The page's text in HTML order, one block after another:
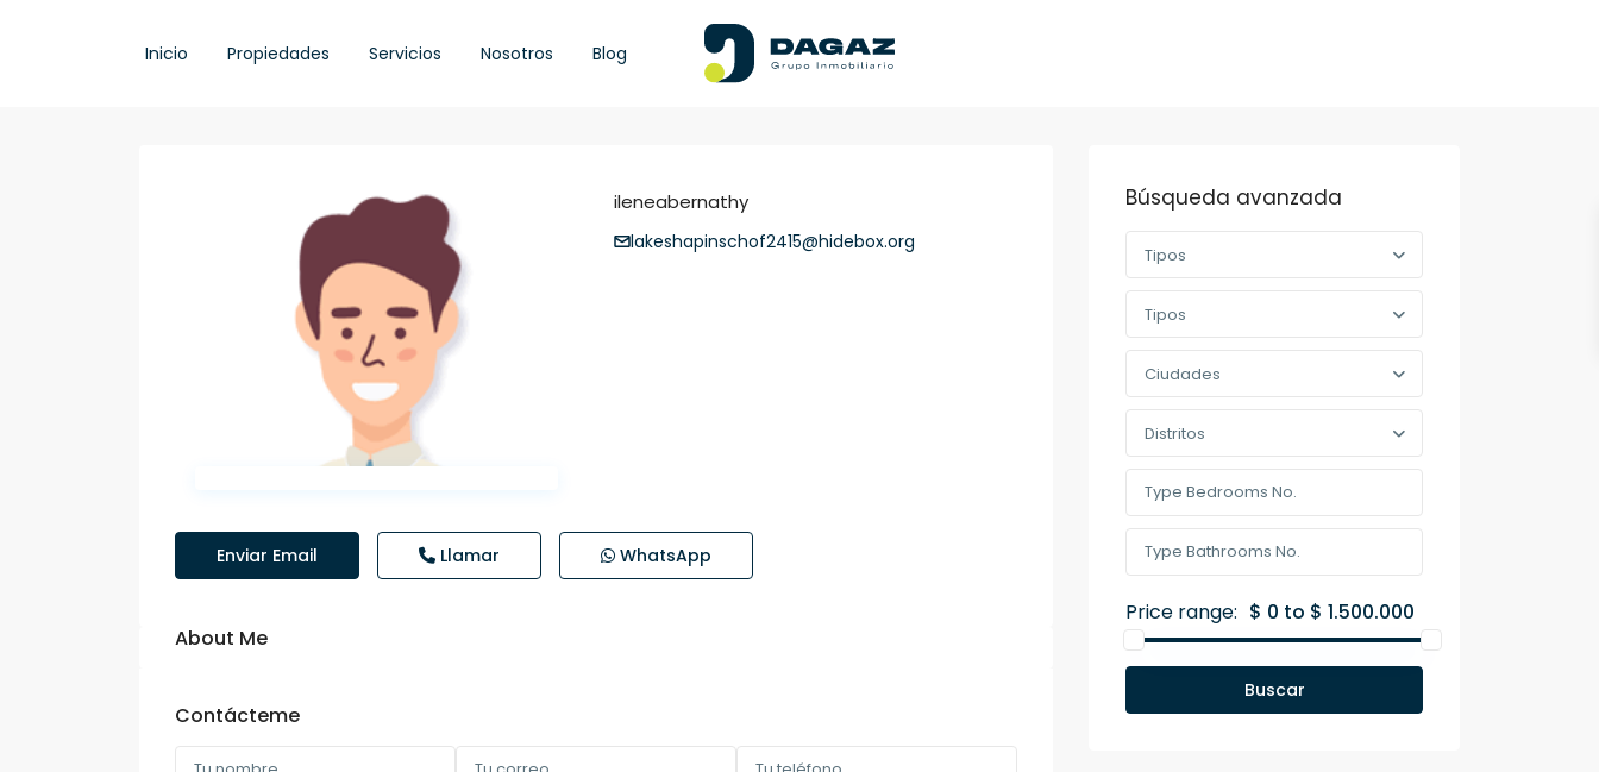
Inicio Propiedades Servicios Nosotros Blog
ileneabernathy
lakeshapinschof2415@hidebox.org
Enviar Email Llamar WhatsApp
About Me
Contácteme
Búsqueda avanzada
Tipos
Tipos
Ciudades
Distritos
Price range: $ 0 to $ 1.500.000
Buscar